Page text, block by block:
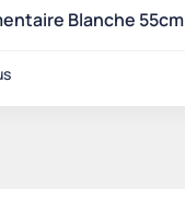
Blanche 55cm